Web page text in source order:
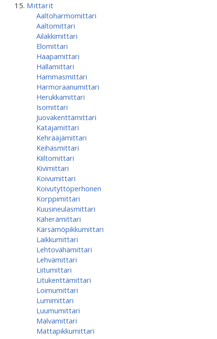
Mittarit
Aaltoharmomittari
Aaltomittari
Ailakkimittari
Elomittari
Haapamittari
Hallamittari
Hammasmittari
Harmoraanumittari
Herukkamittari
Isomittari
Juovakenttämittari
Katajamittari
Kehrääjämittari
Keihäsmittari
Kiiltomittari
Kivimittari
Koivumittari
Koivutyttöperhonen
Korppimittari
Kuusineulasmittari
Käherämittari
Kärsämöpikkumittari
Laikkumittari
Lehtovähämittari
Lehvämittari
Liitumittari
Litukenttämittari
Loimumittari
Lumimittari
Luumumittari
Malvamittari
Mattapikkumittari